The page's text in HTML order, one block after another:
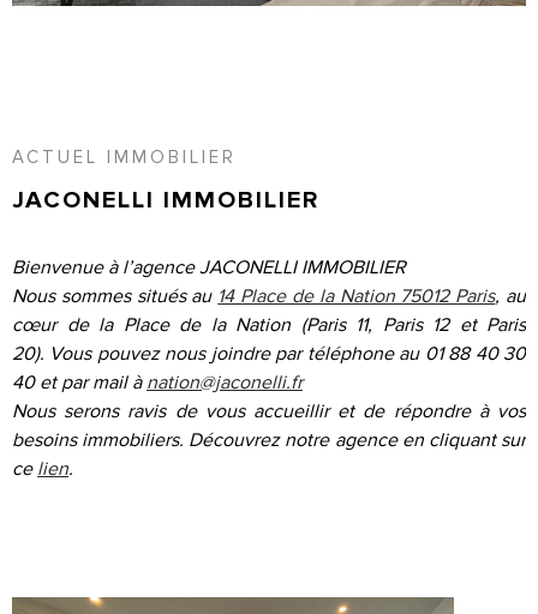
ACTUEL IMMOBILIER
JACONELLI IMMOBILIER
Bienvenue à l’agence JACONELLI IMMOBILIER
Nous sommes situés au 14 Place de la Nation 75012 Paris, au
cœur de la Place de la Nation (Paris 11, Paris 12 et Paris
20). Vous pouvez nous joindre par téléphone au 01 88 40 30
40 et par mail à nation@jaconelli.fr
Nous serons ravis de vous accueillir et de répondre à vos
besoins immobiliers. Découvrez notre agence en cliquant sur
ce lien.
RECHERCHER